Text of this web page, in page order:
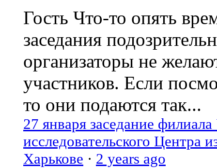
Гость Что-то опять
заседания
организаторы не
участников. Если
то они подаются так...
27 января заседание
исследовательского Центра
Харькове · 2 years ago